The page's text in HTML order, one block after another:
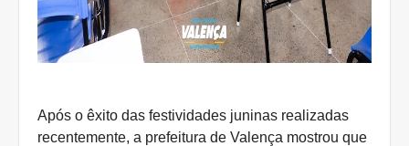
Após o êxito das festividades juninas realizadas
recentemente, a prefeitura de Valença mostrou que